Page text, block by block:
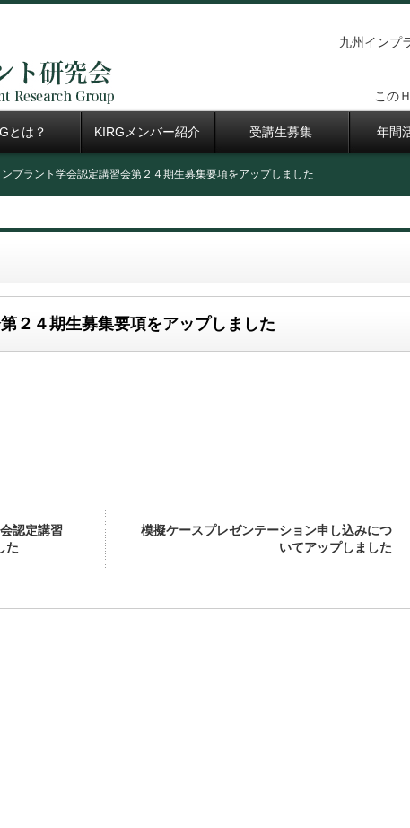
九州インプ
この
とは？ KIRGメンバー紹介 受講生募集 年間
ンプラント学会認定講習会第２４期生募集要項をアップしました
２４期生募集要項をアップしました
認定講習
た
模擬ケースプレゼンテーション申し込みにつ
いてアップしました